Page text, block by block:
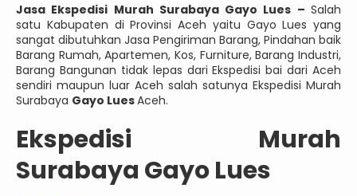
Jasa Ekspedisi Murah Surabaya Gayo Lues – Salah
satu Kabupaten di Provinsi Aceh yaitu Gayo Lues yang
sangat dibutuhkan Jasa Pengiriman Barang, Pindahan baik
Barang Rumah, Apartemen, Kos, Furniture, Barang Industri,
Barang Bangunan tidak lepas dari Ekspedisi bai dari Aceh
sendiri maupun luar Aceh salah satunya Ekspedisi Murah
Surabaya Gayo LuesAceh.
Ekspedisi Murah
Surabaya Gayo Lues